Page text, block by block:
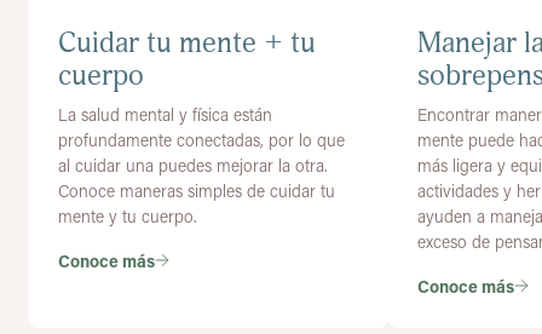
Cuidar tu mente + tu
cuerpo
La salud mental y física están
profundamente conectadas, por lo que
al cuidar una puedes mejorar la otra.
Conoce maneras simples de cuidar tu
mente y tu cuerpo.
Conoce más
Manejar
Encontrar
mente puede
más ligera y
actividades y
ayuden a
exceso de
Conoce más